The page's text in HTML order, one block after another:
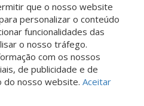
este imóvel!
que o nosso website
personalizar o conteúdo
funcionalidades das
o nosso tráfego.
com os nossos
de publicidade e de
do nosso website. Aceitar